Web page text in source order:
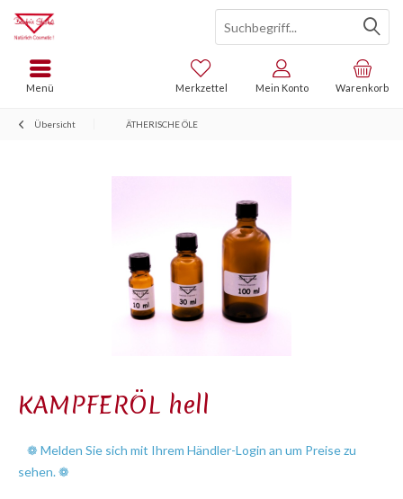
Warenkorb
Merkzettel Mein Konto
Menü
Übersicht ÄTHERISCHE ÖLE
KAMPFERÖL hell
❁ Melden Sie sich mit Ihrem Händler-Login an um Preise zu
sehen. ❁